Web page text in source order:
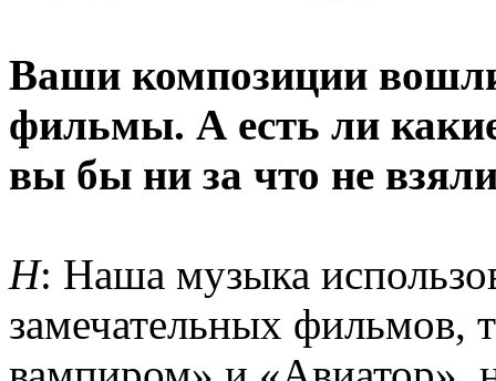
Ваши композиции
фильмы. А есть ли
вы бы ни за что не
Н: Наша музыка
замечательных фильмов,